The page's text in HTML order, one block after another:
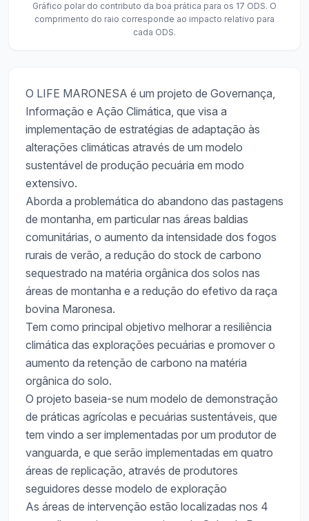
Gráfico polar do contributo da boa prática para os 17 ODS. O
comprimento do raio corresponde ao impacto relativo para
cada ODS.
O LIFE MARONESA é um projeto de Governança,
Informação e Ação Climática, que visa a
implementação de estratégias de adaptação às
alterações climáticas através de um modelo
sustentável de produção pecuária em modo
extensivo.
Aborda a problemática do abandono das pastagens
de montanha, em particular nas áreas baldias
comunitárias, o aumento da intensidade dos fogos
rurais de verão, a redução do stock de carbono
sequestrado na matéria orgânica dos solos nas
áreas de montanha e a redução do efetivo da raça
bovina Maronesa.
Tem como principal objetivo melhorar a resiliência
climática das explorações pecuárias e promover o
aumento da retenção de carbono na matéria
orgânica do solo.
O projeto baseia-se num modelo de demonstração
de práticas agrícolas e pecuárias sustentáveis, que
tem vindo a ser implementadas por um produtor de
vanguarda, e que serão implementadas em quatro
áreas de replicação, através de produtores
seguidores desse modelo de exploração
As áreas de intervenção estão localizadas nos 4